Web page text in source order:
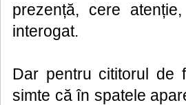
prezență, cere
interogat.
Dar pentru cititorul de
simte că în spatele